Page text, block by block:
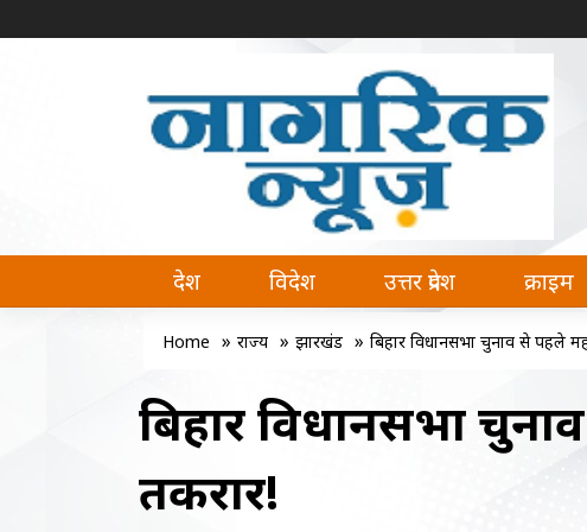
नागरिक न्यूज | Naagrik News
Naagrik News नागरिक न्यूज पर आप देश,
देश विदेश उत्तर प्रदेश क्राइम
Home » राज्य » झारखंड » बिहार विधानसभा चुनाव से पहले
बिहार विधानसभा
तकरार!